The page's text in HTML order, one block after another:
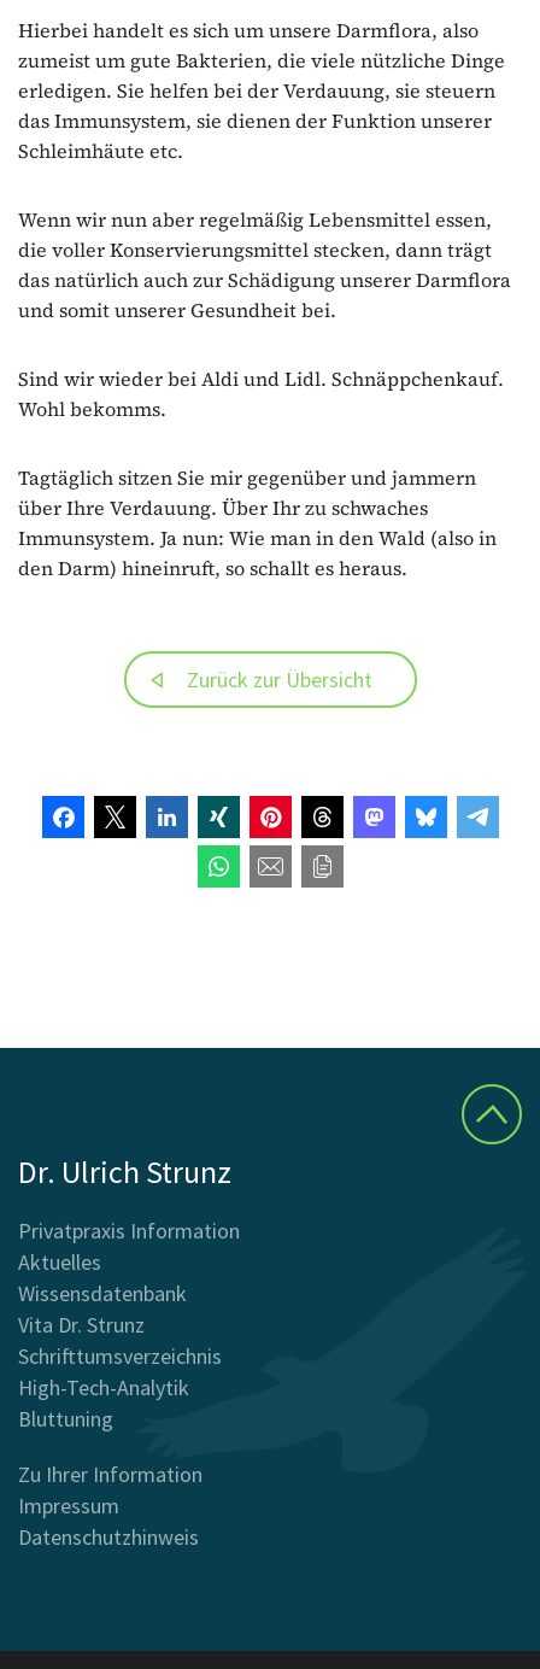
Hierbei handelt es sich um unsere Darmflora, also
zumeist um gute Bakterien, die viele nützliche Dinge
erledigen. Sie helfen bei der Verdauung, sie steuern
das Immunsystem, sie dienen der Funktion unserer
Schleimhäute etc.
Wenn wir nun aber regelmäßig Lebensmittel essen,
die voller Konservierungsmittel stecken, dann trägt
das natürlich auch zur Schädigung unserer Darmflora
und somit unserer Gesundheit bei.
Sind wir wieder bei Aldi und Lidl. Schnäppchenkauf.
Wohl bekomms.
Tagtäglich sitzen Sie mir gegenüber und jammern
über Ihre Verdauung. Über Ihr zu schwaches
Immunsystem. Ja nun: Wie man in den Wald (also in
den Darm) hineinruft, so schallt es heraus.
Zurück zur Übersicht
Dr. Ulrich Strunz
Privatpraxis Information
Aktuelles
Wissensdatenbank
Vita Dr. Strunz
Schrifttumsverzeichnis
High-Tech-Analytik
Bluttuning
Zu Ihrer Information
Impressum
Datenschutzhinweis